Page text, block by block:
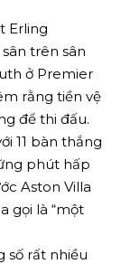
Erling
trên sân
ở Premier
rằng tiền vệ
để thi đấu.
11 bàn thắng
phút hấp
Aston Villa
gọi là “một
số rất nhiều